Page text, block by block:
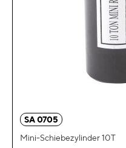
SA 0705
Mini-Schiebezylinder 10T